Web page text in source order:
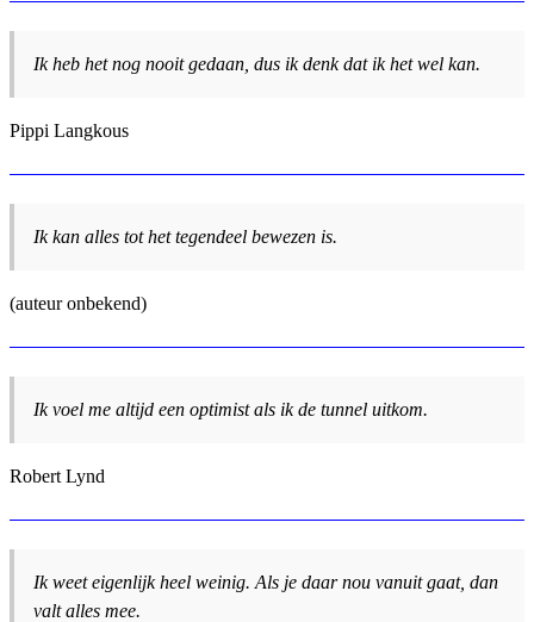
Ik heb het nog nooit gedaan, dus ik denk dat ik het wel kan.
Pippi Langkous
Ik kan alles tot het tegendeel bewezen is.
(auteur onbekend)
Ik voel me altijd een optimist als ik de tunnel uitkom.
Robert Lynd
Ik weet eigenlijk heel weinig. Als je daar nou vanuit gaat, dan
valt alles mee.